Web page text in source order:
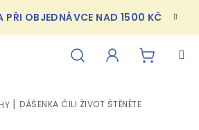
PŘI OBJEDNÁVCE NAD 1500 KČ
DÁŠENKA ČILI ŽIVOT ŠTĚNĚTE